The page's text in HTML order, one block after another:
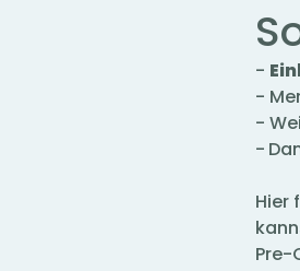
-
-
-
-
Hier
Pre-